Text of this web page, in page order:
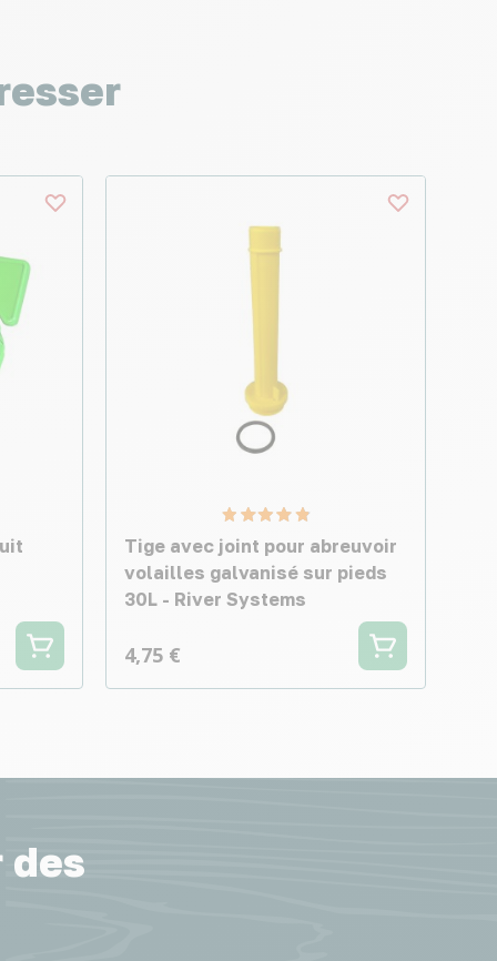
Tige avec joint pour abreuvoir
volailles galvanisé sur pieds
30L - River Systems
4,75 €
des